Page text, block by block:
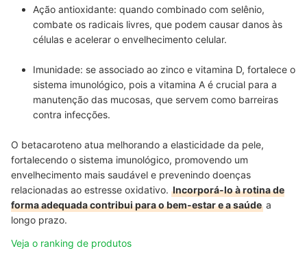
Ação antioxidante: quando combinado com selênio,
combate os radicais livres, que podem causar danos às
células e acelerar o envelhecimento celular.
Imunidade: se associado ao zinco e vitamina D, fortalece o
sistema imunológico, pois a vitamina A é crucial para a
manutenção das mucosas, que servem como barreiras
contra infecções.
O betacaroteno atua melhorando a elasticidade da pele,
fortalecendo o sistema imunológico, promovendo um
envelhecimento mais saudável e prevenindo doenças
relacionadas ao estresse oxidativo. Incorporá-lo à rotina de
forma adequada contribui para o bem-estar e a saúde a
longo prazo.
Veja o ranking de produtos